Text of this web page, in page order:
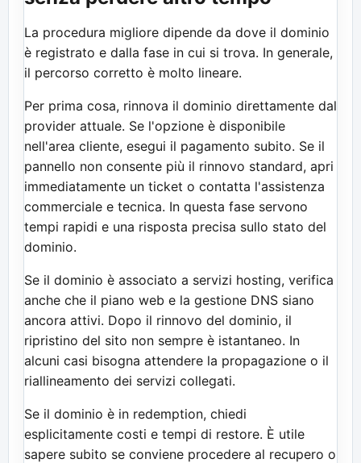
La procedura migliore dipende da dove il dominio
è registrato e dalla fase in cui si trova. In generale,
il percorso corretto è molto lineare.
Per prima cosa, rinnova il dominio direttamente dal
provider attuale. Se l'opzione è disponibile
nell'area cliente, esegui il pagamento subito. Se il
pannello non consente più il rinnovo standard, apri
immediatamente un ticket o contatta l'assistenza
commerciale e tecnica. In questa fase servono
tempi rapidi e una risposta precisa sullo stato del
dominio.
Se il dominio è associato a servizi hosting, verifica
anche che il piano web e la gestione DNS siano
ancora attivi. Dopo il rinnovo del dominio, il
ripristino del sito non sempre è istantaneo. In
alcuni casi bisogna attendere la propagazione o il
riallineamento dei servizi collegati.
Se il dominio è in redemption, chiedi
esplicitamente costi e tempi di restore. È utile
sapere subito se conviene procedere al recupero o